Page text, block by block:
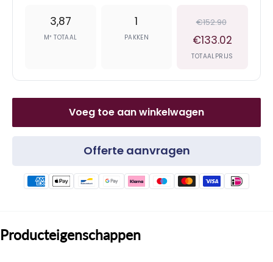
3,87
M² TOTAAL
1
PAKKEN
€152.90
€133.02
TOTAALPRIJS
Voeg toe aan winkelwagen
Offerte aanvragen
Producteigenschappen